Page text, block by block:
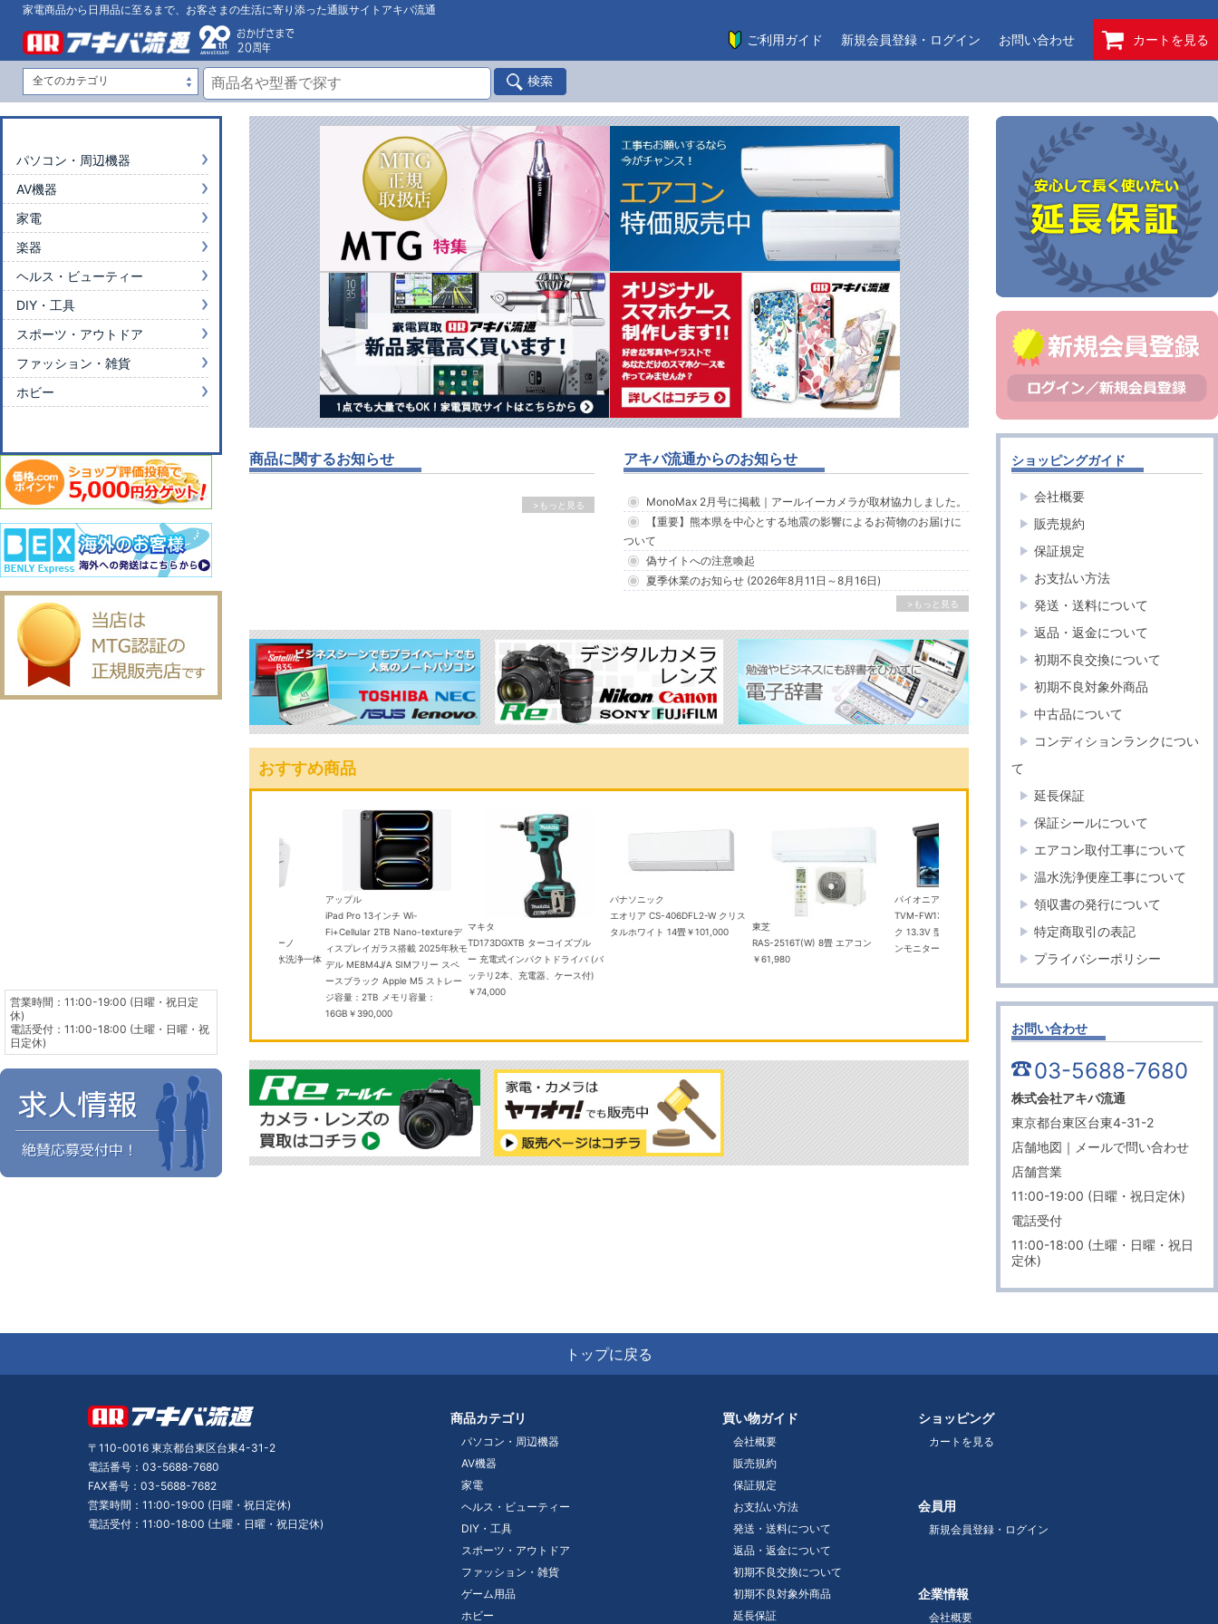
家電商品から日用品に至るまで、お客さまの生活に寄り添った通販サイトアキバ流通
ご利用ガイド 新規会員登録・ログイン お問い合わせ カートを見る
商品に関するお知らせ
>もっと見る
アキバ流通からのお知らせ
MonoMax 2月号に掲載｜アールイーカメラが取材協力しました。
【重要】熊本県を中心とする地震の影響によるお荷物のお届けに
ついて
偽サイトへの注意喚起
夏季休業のお知らせ (2026年8月11日～8月16日)
>もっと見る
おすすめ商品
【家財便発送】 アラウーノ
L150 XCH1501WSK 温水洗浄一体
アップル
iPad Pro 13インチ Wi-
Fi+Cellular 2TB Nano-textureデ
ィスプレイガラス搭載 2025年秋モ
デル ME8M4J/A SIMフリー スペ
ースブラック Apple M5 ストレー
ジ容量：2TB メモリ容量：
16GB ￥390,000
マキタ
TD173DGXTB ターコイズブル
ー 充電式インパクトドライバ (バ
ッテリ2本、充電器、ケース付)
￥74,000
パナソニック
エオリア CS-406DFL2-W クリス
タルホワイト 14畳￥101,000
東芝
RAS-2516T(W) 8畳 エアコン
￥61,980
パイオニア
TVM-FW1300II-B ブラッ
ク 13.3V 型フルHD フリップダウ
ンモニター
HiKOKI
庫 UL18DD(XMBZ) サンドベージ
パソコン・周辺機器
AV機器
家電
楽器
ヘルス・ビューティー
DIY・工具
スポーツ・アウトドア
ファッション・雑貨
ホビー
営業時間：11:00-19:00 (日曜・祝日定
休)
電話受付：11:00-18:00 (土曜・日曜・祝
日定休)
ショッピングガイド
会社概要
販売規約
保証規定
お支払い方法
発送・送料について
返品・返金について
初期不良交換について
初期不良対象外商品
中古品について
コンディションランクについ
て
延長保証
保証シールについて
エアコン取付工事について
温水洗浄便座工事について
領収書の発行について
特定商取引の表記
プライバシーポリシー
お問い合わせ
03-5688-7680
株式会社アキバ流通
東京都台東区台東4-31-2
店舗地図 ｜ メールで問い合わせ
店舗営業
11:00-19:00 (日曜・祝日定休)
電話受付
11:00-18:00 (土曜・日曜・祝日
定休)
トップに戻る
〒110-0016 東京都台東区台東4-31-2
電話番号：03-5688-7680
FAX番号：03-5688-7682
営業時間：11:00-19:00 (日曜・祝日定休)
電話受付：11:00-18:00 (土曜・日曜・祝日定休)
商品カテゴリ
パソコン・周辺機器
AV機器
家電
ヘルス・ビューティー
DIY・工具
スポーツ・アウトドア
ファッション・雑貨
ゲーム用品
ホビー
買い物ガイド
会社概要
販売規約
保証規定
お支払い方法
発送・送料について
返品・返金について
初期不良交換について
初期不良対象外商品
延長保証
ショッピング
カートを見る
会員用
新規会員登録・ログイン
企業情報
会社概要